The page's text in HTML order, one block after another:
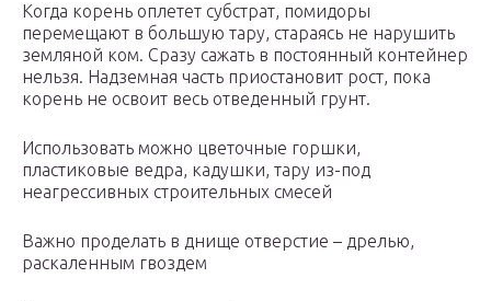
Когда корень оплетет субстрат, помидоры
перемещают в большую тару, стараясь не нарушить
земляной ком. Сразу сажать в постоянный контейнер
нельзя. Надземная часть приостановит рост, пока
корень не освоит весь отведенный грунт.
Использовать можно цветочные горшки,
пластиковые ведра, кадушки, тару из-под
неагрессивных строительных смесей
Важно проделать в днище отверстие – дрелью,
раскаленным гвоздем